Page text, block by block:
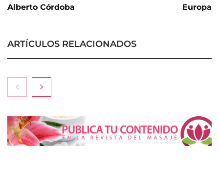
Alberto Córdoba
Europa
ARTÍCULOS RELACIONADOS